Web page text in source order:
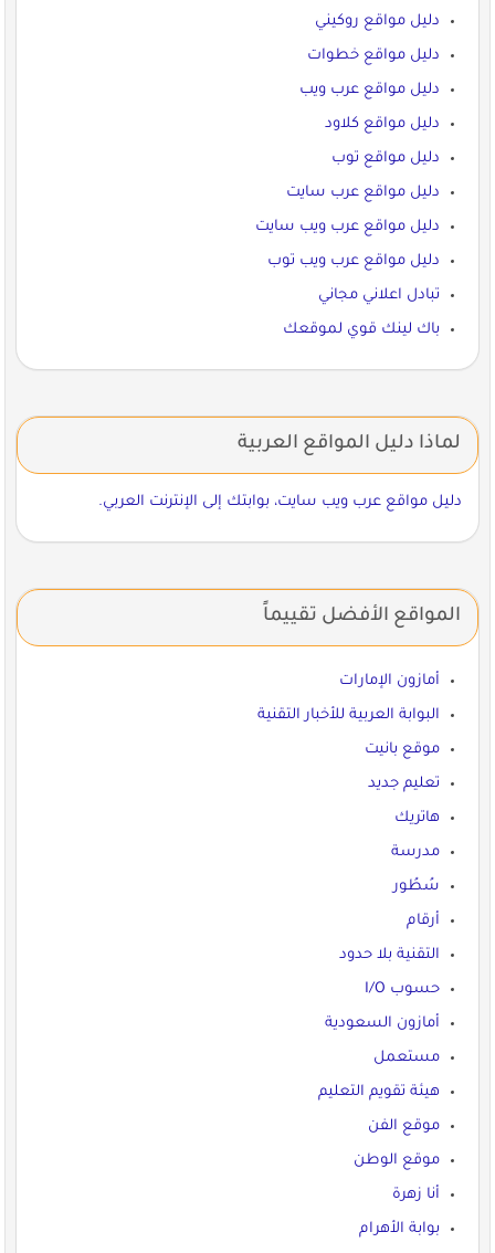
دليل مواقع روكيني
دليل مواقع خطوات
دليل مواقع عرب ويب
دليل مواقع كلاود
دليل مواقع توب
دليل مواقع عرب سايت
دليل مواقع عرب ويب سايت
دليل مواقع عرب ويب توب
تبادل اعلاني مجاني
باك لينك قوي لموقعك
لماذا دليل المواقع العربية
دليل مواقع عرب ويب سايت، بوابتك إلى الإنترنت العربي.
المواقع الأفضل تقييماً
أمازون الإمارات
البوابة العربية للأخبار التقنية
موقع بانيت
تعليم جديد
هاتريك
مدرسة
سُطُور
أرقام
التقنية بلا حدود
حسوب I/O
أمازون السعودية
مستعمل
هيئة تقويم التعليم
موقع الفن
موقع الوطن
أنا زهرة
بوابة الأهرام